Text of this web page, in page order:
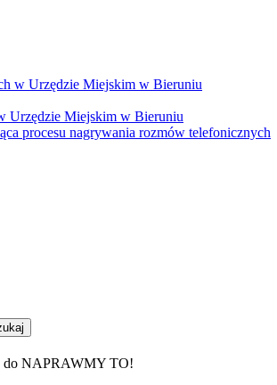
w Urzędzie Miejskim w Bieruniu
Urzędzie Miejskim w Bieruniu
procesu nagrywania rozmów telefonicznych
do NAPRAWMY TO!